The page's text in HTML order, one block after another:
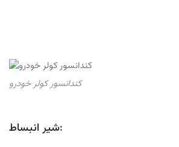
کندانسور کولر خودرو
شیر انبساط: